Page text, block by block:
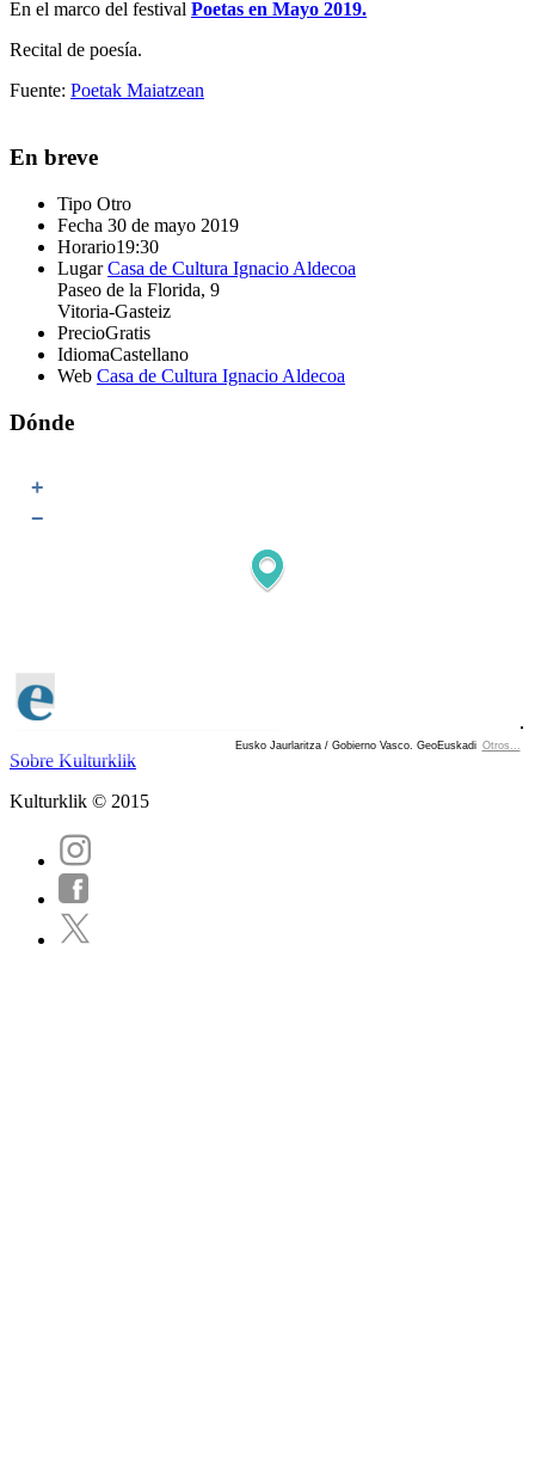
En el marco del festival Poetas en Mayo 2019.
Recital de poesía.
Fuente: Poetak Maiatzean
En breve
Tipo Otro
Fecha 30 de mayo 2019
Horario19:30
Lugar Casa de Cultura Ignacio Aldecoa
Paseo de la Florida, 9
Vitoria-Gasteiz
PrecioGratis
IdiomaCastellano
Web Casa de Cultura Ignacio Aldecoa
Dónde
+
−
Eusko Jaurlaritza / Gobierno Vasco. GeoEuskadi Otros...
Sobre Kulturklik
Kulturklik © 2015